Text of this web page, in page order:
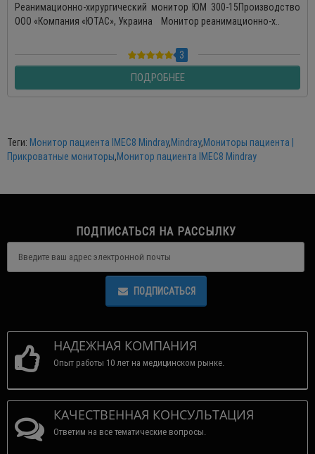
Реанимационно-хирургический монитор ЮМ 300-15Производство
ООО «Компания «ЮТАС», Украина Монитор реанимационно-х..
3
ПОДРОБНЕЕ
Теги: Монитор пациента IMEC8 Mindray,Mindray,Мониторы пациента |
Прикроватные мониторы,Монитор пациента IMEC8 Mindray
ПОДПИСАТЬСЯ НА РАССЫЛКУ
ПОДПИСАТЬСЯ
НАДЕЖНАЯ КОМПАНИЯ
Опыт работы 10 лет на медицинском рынке.
КАЧЕСТВЕННАЯ КОНСУЛЬТАЦИЯ
Ответим на все тематические вопросы.